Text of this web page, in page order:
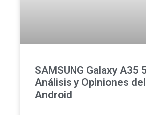
SAMSUNG Galaxy A35
Análisis y Opiniones
Android